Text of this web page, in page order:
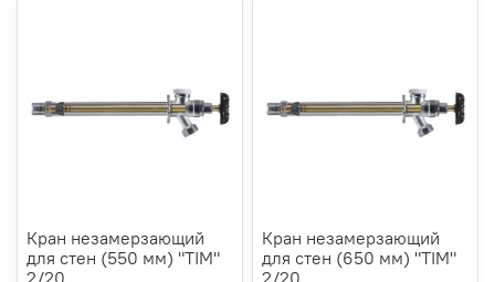
Кран незамерзающий
для стен (550 мм) "TIM"
2/20
Кран незамерзающий
для стен (650 мм) "TIM"
2/20